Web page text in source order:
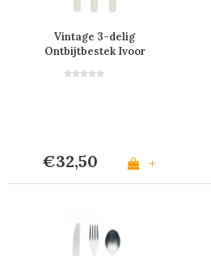
Vintage 3-delig
Ontbijtbestek Ivoor
€32,50 +